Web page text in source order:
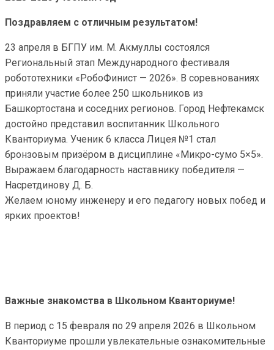
Поздравляем с отличным результатом!
23 апреля в БГПУ им. М. Акмуллы состоялся
Региональный этап Международного фестиваля
робототехники «РобоФинист — 2026». В соревнованиях
приняли участие более 250 школьников из
Башкортостана и соседних регионов. Город Нефтекамск
достойно представил воспитанник Школьного
Кванториума. Ученик 6 класса Лицея №1 стал
бронзовым призёром в дисциплине «Микро-сумо 5×5».
Выражаем благодарность наставнику победителя —
Насретдинову Д. Б.
Желаем юному инженеру и его педагогу новых побед и
ярких проектов!
Важные знакомства в Школьном Кванториуме!
В период с 15 февраля по 29 апреля 2026 в Школьном
Кванториуме прошли увлекательные ознакомительные